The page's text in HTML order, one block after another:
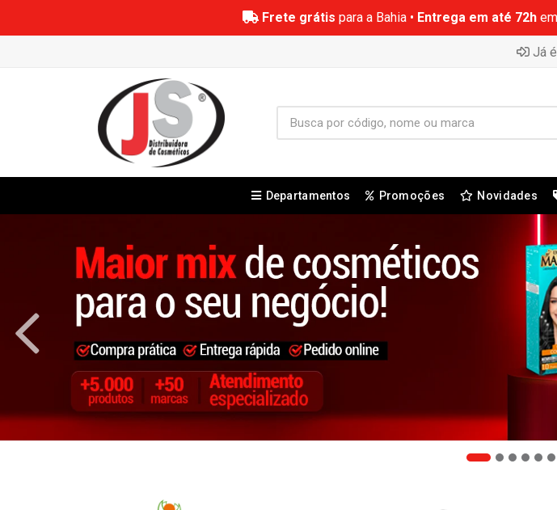
Frete grátis para a Bahia • Entrega em até 72hem
Já
Departamentos Promoções Novidades